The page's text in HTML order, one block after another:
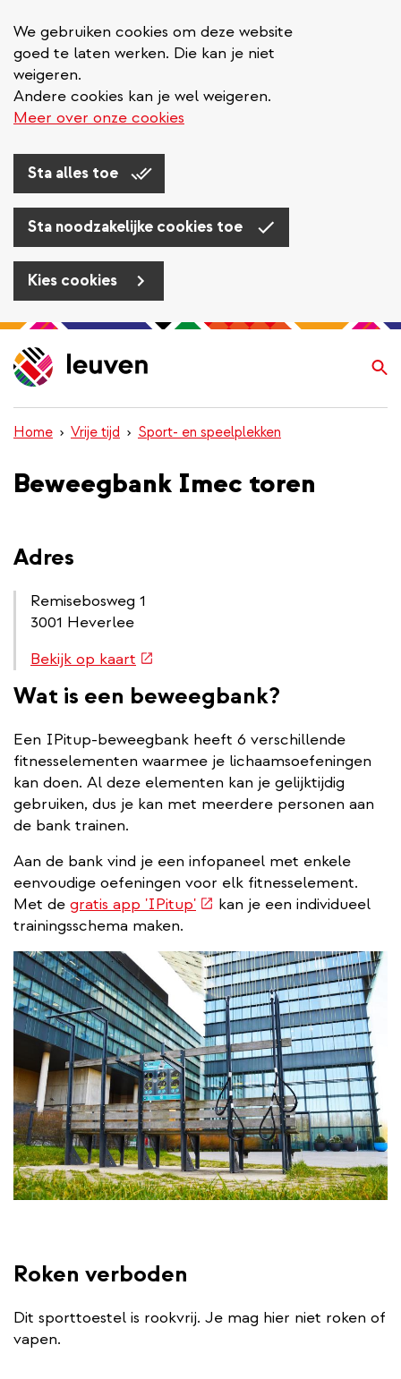
We gebruiken cookies om deze website
goed te laten werken. Die kan je niet
weigeren.
Andere cookies kan je wel weigeren.
Meer over onze cookies
Sta alles toe
Sta noodzakelijke cookies toe
Kies cookies
Overslaan
en
naar
inhoud
gaan
Home Vrije tijd Sport- en speelplekken
Beweegbank Imec toren
Adres
Remisebosweg 1
3001 Heverlee
Routebeschrijving
Bekijk op kaart (externe
Wat is een beweegbank?
Een IPitup-beweegbank heeft 6 verschillende
fitnesselementen waarmee je lichaamsoefeningen
kan doen. Al deze elementen kan je gelijktijdig
gebruiken, dus je kan met meerdere personen aan
de bank trainen.
Aan de bank vind je een infopaneel met enkele
eenvoudige oefeningen voor elk fitnesselement.
Met de gratis app 'IPitup'(externe
kan je een individueel
trainingsschema maken.
Roken verboden
Dit sporttoestel is rookvrij. Je mag hier niet roken of
vapen.